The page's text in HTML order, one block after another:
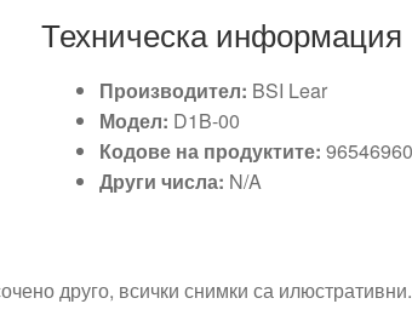
Техническа информация
Производител: BSI Lear
Модел: D1B-00
Кодове на продуктите:
Други числа: N/A
друго, всички снимки са илюстративни.